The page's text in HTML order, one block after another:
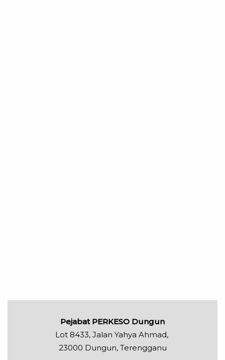
Pejabat PERKESO Dungun
Lot 8433, Jalan Yahya Ahmad,
23000 Dungun, Terengganu